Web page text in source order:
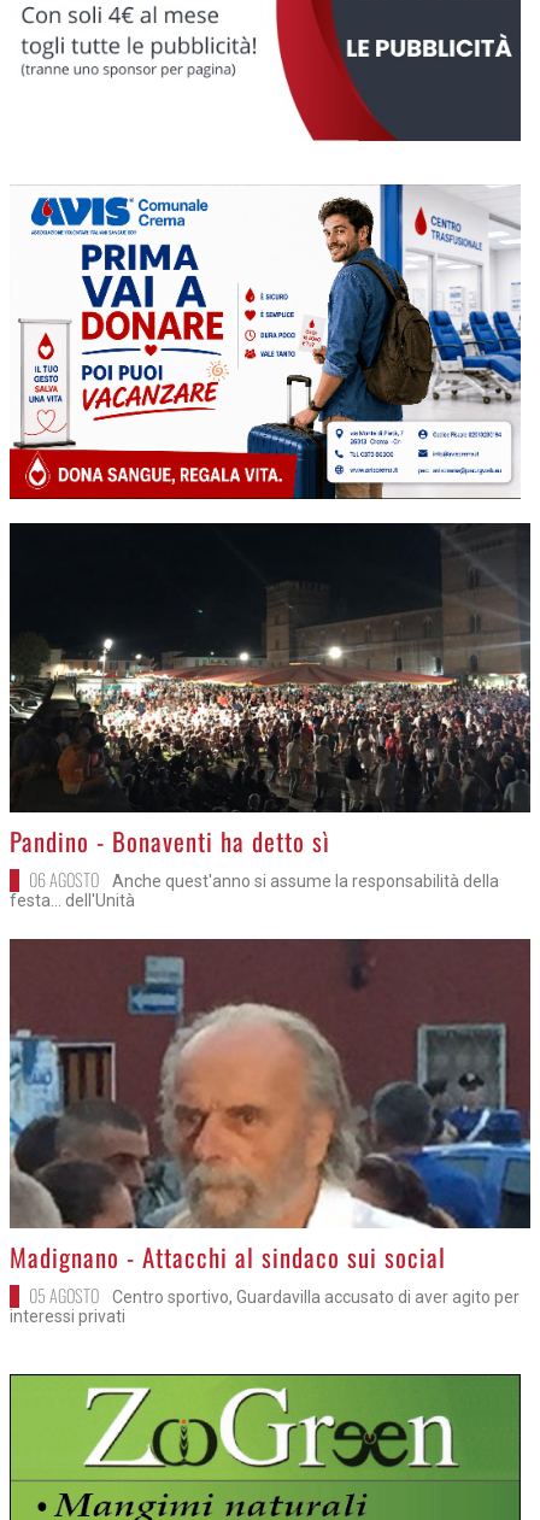
>
Pandino - Bonaventi ha detto sì
06 AGOSTO
Anche quest'anno si assume la responsabilità della
festa... dell'Unità
>Madignano - Attacchi al sindaco sui social
05 AGOSTO
Centro sportivo, Guardavilla accusato di aver agito per
interessi privati